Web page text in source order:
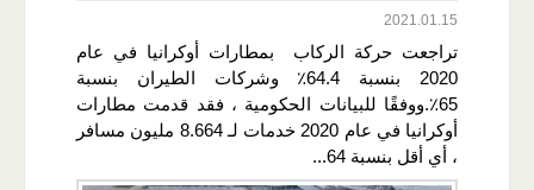
2021.01.15
تراجعت حركة الركاب بمطارات أوكرانيا في عام
2020 بنسبة 64.4٪ وشركات الطيران بنسبة
65٪.ووفقًا للبيانات الحكومية ، فقد قدمت مطارات
أوكرانيا في عام 2020 خدمات لـ 8.664 مليون مسافر
، أي أقل بنسبة 64...